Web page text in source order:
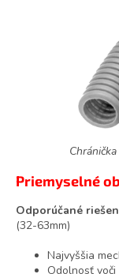
Priemyselné
Odporúčané
(32-63mm)
Najvyššia
Odolnosť